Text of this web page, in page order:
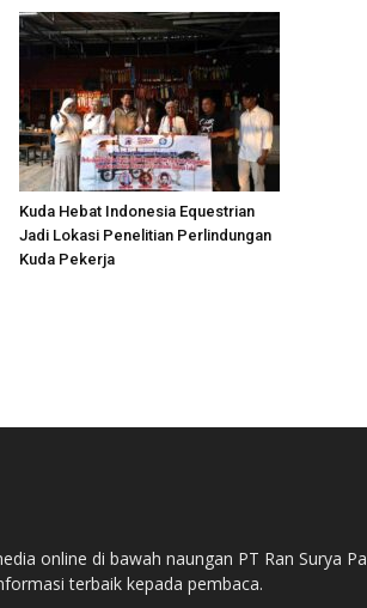
Kuda Hebat Indonesia Equestrian
Jadi Lokasi Penelitian Perlindungan
Kuda Pekerja
online di bawah naungan PT Ran Surya
terbaik kepada pembaca.